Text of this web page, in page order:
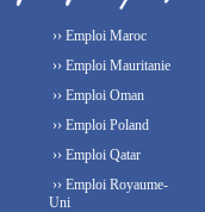
›› Emploi Maroc
›› Emploi Mauritanie
›› Emploi Oman
›› Emploi Poland
›› Emploi Qatar
›› Emploi Royaume-
Uni